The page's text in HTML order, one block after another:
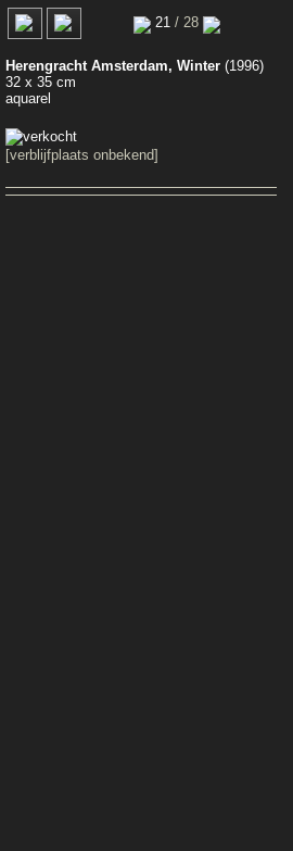
21 / 28
Herengracht Amsterdam, Winter (1996)
32 x 35 cm
aquarel
[verblijfplaats onbekend]